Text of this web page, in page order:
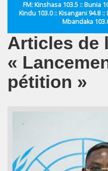
FM: Kinshasa 103.5 :: Bunia
Kindu 103.0 :: Kisangani 94.8
Mbandaka
Articles de
«
pétition »